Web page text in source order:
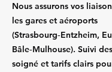
Nous assurons vos
les gares et aéroports
(Strasbourg‑Entzheim,
Bâle‑Mulhouse). Suivi
soigné et tarifs clairs